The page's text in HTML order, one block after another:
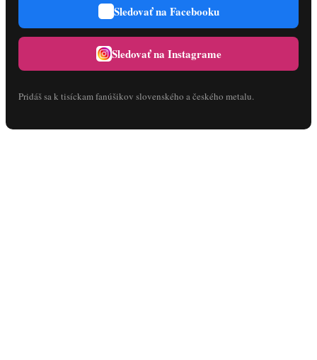
Sledovať na Facebooku
Sledovať na Instagrame
Pridáš sa k tisíckam fanúšikov slovenského a českého metalu.